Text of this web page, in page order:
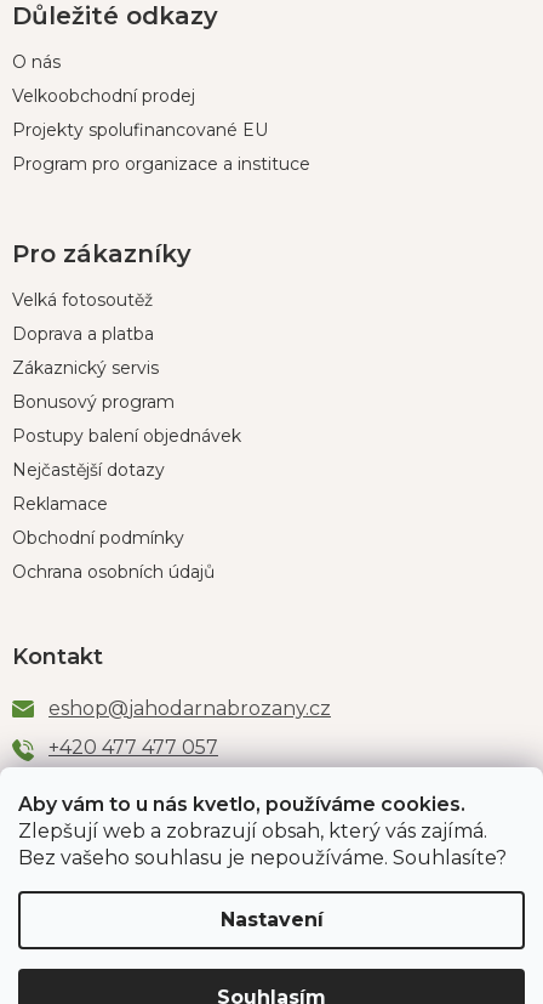
Aby vám to u nás kvetlo, používáme cookies.
Zlepšují web a zobrazují obsah, který vás zajímá.
Bez vašeho souhlasu je nepoužíváme. Souhlasíte?
Nastavení
Souhlasím
Důležité odkazy
O nás
Velkoobchodní prodej
Projekty spolufinancované EU
Program pro organizace a instituce
Pro zákazníky
Velká fotosoutěž
Doprava a platba
Zákaznický servis
Bonusový program
Postupy balení objednávek
Nejčastější dotazy
Reklamace
Obchodní podmínky
Ochrana osobních údajů
Kontakt
eshop@jahodarnabrozany.cz
+420 477 477 057
Odběr newsletteru